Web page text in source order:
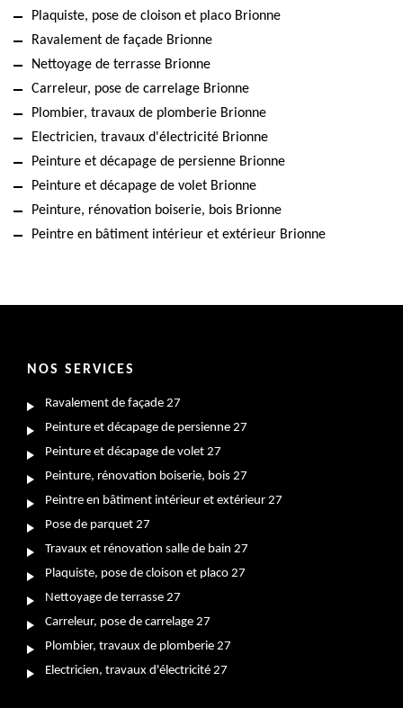
Plaquiste, pose de cloison et placo Brionne
Ravalement de façade Brionne
Nettoyage de terrasse Brionne
Carreleur, pose de carrelage Brionne
Plombier, travaux de plomberie Brionne
Electricien, travaux d'électricité Brionne
Peinture et décapage de persienne Brionne
Peinture et décapage de volet Brionne
Peinture, rénovation boiserie, bois Brionne
Peintre en bâtiment intérieur et extérieur Brionne
NOS SERVICES
Ravalement de façade 27
Peinture et décapage de persienne 27
Peinture et décapage de volet 27
Peinture, rénovation boiserie, bois 27
Peintre en bâtiment intérieur et extérieur 27
Pose de parquet 27
Travaux et rénovation salle de bain 27
Plaquiste, pose de cloison et placo 27
Nettoyage de terrasse 27
Carreleur, pose de carrelage 27
Plombier, travaux de plomberie 27
Electricien, travaux d'électricité 27